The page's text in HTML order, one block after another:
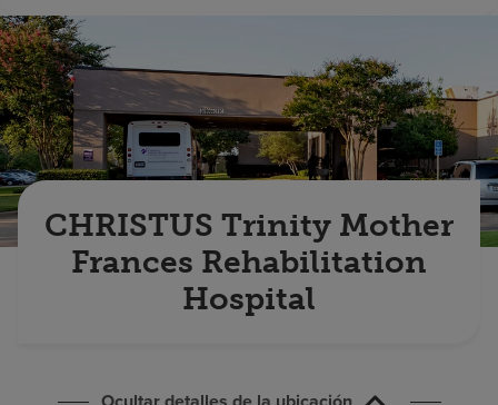
Buscar un centro
Inversores
Empleos
Pagar mi factura
CHRISTUS Trinity Mother
Frances Rehabilitation
Hospital